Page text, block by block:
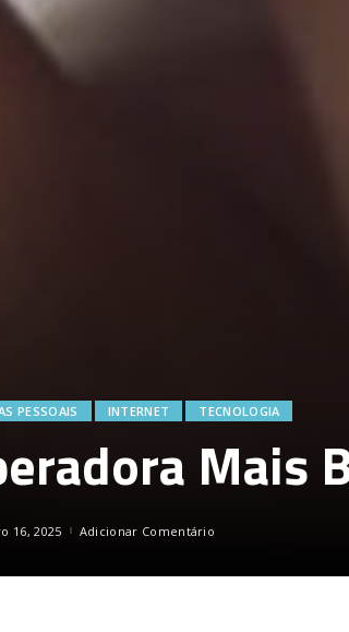
PESSOAIS INTERNET TECNOLOGIA
Mais
16, 2025 Adicionar Comentário